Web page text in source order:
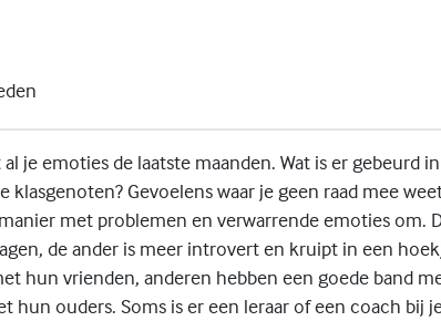
je emoties de laatste maanden. Wat is er gebeurd
klasgenoten? Gevoelens waar je geen raad mee
met problemen en verwarrende emoties om.
de ander is meer introvert en kruipt in een
hun vrienden, anderen hebben een goede band
hun ouders. Soms is er een leraar of een coach bij